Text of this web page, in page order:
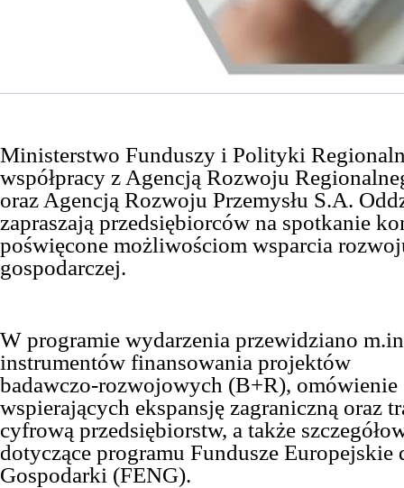
Ministerstwo Funduszy i Polityki
współpracy z Agencją Rozwoju
oraz Agencją Rozwoju Przemysłu S.A.
zapraszają przedsiębiorców na spotkanie
poświęcone możliwościom wsparcia
gospodarczej.
W programie wydarzenia przewidziano
instrumentów finansowania projektów
badawczo‑rozwojowych (B+R), omówienie
wspierających ekspansję zagraniczną oraz
cyfrową przedsiębiorstw, a także
dotyczące programu Fundusze Europejskie
Gospodarki (FENG).